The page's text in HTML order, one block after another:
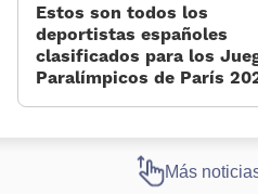
Estos son todos los
deportistas españoles
clasificados para los
Paralímpicos de París
Más